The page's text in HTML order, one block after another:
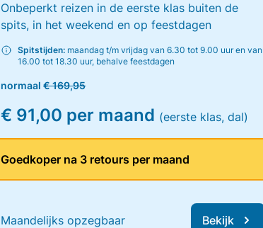
Onbeperkt reizen in de eerste klas buiten de
spits, in het weekend en op feestdagen
Spitstijden: maandag t/m vrijdag van 6.30 tot 9.00 uur en van
16.00 tot 18.30 uur, behalve feestdagen
normaal€ 169,95
€ 91,00 per maand (eerste klas, dal)
Goedkoper na 3 retours per maand
Maandelijks opzegbaar Bekijk